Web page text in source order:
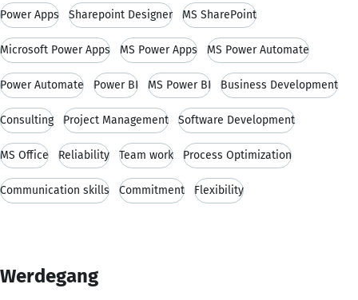
Power Apps Sharepoint Designer MS SharePoint
Microsoft Power Apps MS Power Apps MS Power Automate
Power Automate Power BI MS Power BI Business Development
Consulting Project Management Software Development
MS Office Reliability Team work Process Optimization
Communication skills Commitment Flexibility
Werdegang